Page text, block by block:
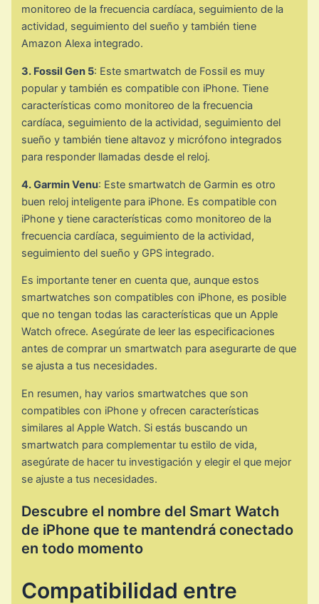
monitoreo de la frecuencia cardíaca, seguimiento de la
actividad, seguimiento del sueño y también tiene
Amazon Alexa integrado.
3. Fossil Gen 5: Este smartwatch de Fossil es muy
popular y también es compatible con iPhone. Tiene
características como monitoreo de la frecuencia
cardíaca, seguimiento de la actividad, seguimiento del
sueño y también tiene altavoz y micrófono integrados
para responder llamadas desde el reloj.
4. Garmin Venu: Este smartwatch de Garmin es otro
buen reloj inteligente para iPhone. Es compatible con
iPhone y tiene características como monitoreo de la
frecuencia cardíaca, seguimiento de la actividad,
seguimiento del sueño y GPS integrado.
Es importante tener en cuenta que, aunque estos
smartwatches son compatibles con iPhone, es posible
que no tengan todas las características que un Apple
Watch ofrece. Asegúrate de leer las especificaciones
antes de comprar un smartwatch para asegurarte de que
se ajusta a tus necesidades.
En resumen, hay varios smartwatches que son
compatibles con iPhone y ofrecen características
similares al Apple Watch. Si estás buscando un
smartwatch para complementar tu estilo de vida,
asegúrate de hacer tu investigación y elegir el que mejor
se ajuste a tus necesidades.
Descubre el nombre del Smart Watch
de iPhone que te mantendrá conectado
en todo momento
Compatibilidad entre